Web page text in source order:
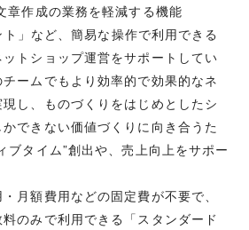
章作成の業務を軽減する機能
ト」など、簡易な操作で利用できる
トショップ運営をサポートしてい
ームでもより効率的で効果的なネ
し、ものづくりをはじめとしたシ
できない価値づくりに向き合うた
ブタイム”創出や、売上向上をサポー
月額費用などの固定費が不要で、
のみで利用できる「スタンダード